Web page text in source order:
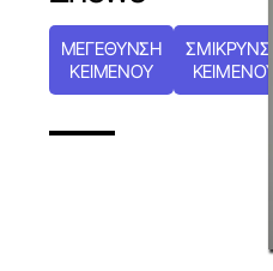
ΜΕΓΕΘΥΝΣΗ
ΚΕΙΜΕΝΟΥ
ΣΜΙΚΡΥΝΣΗ
ΚΕΙΜΕΝΟΥ